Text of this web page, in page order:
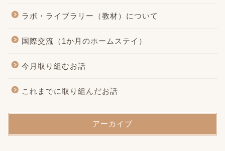
ラボ・ライブラリー（教材）について
国際交流（1か月のホームステイ）
今月取り組むお話
これまでに取り組んだお話
アーカイブ